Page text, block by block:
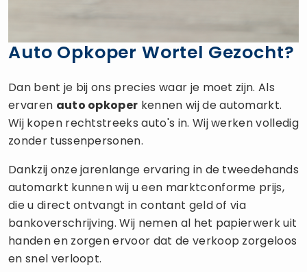
Auto Opkoper Wortel Gezocht?
Dan bent je bij ons precies waar je moet zijn. Als
ervaren auto opkoper kennen wij de automarkt.
Wij kopen rechtstreeks auto's in. Wij werken volledig
zonder tussenpersonen.
Dankzij onze jarenlange ervaring in de tweedehands
automarkt kunnen wij u een marktconforme prijs,
die u direct ontvangt in contant geld of via
bankoverschrijving. Wij nemen al het papierwerk uit
handen en zorgen ervoor dat de verkoop zorgeloos
en snel verloopt.